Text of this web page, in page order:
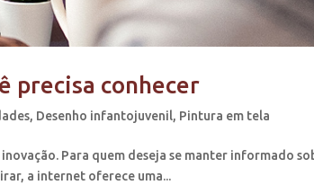
precisa conhecer
, Desenho infantojuvenil, Pintura em tela
Para quem deseja se manter informado
a internet oferece uma...